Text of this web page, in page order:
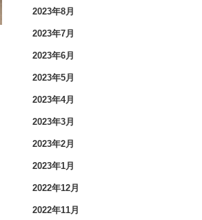
2023年8月
2023年7月
2023年6月
2023年5月
2023年4月
2023年3月
2023年2月
2023年1月
2022年12月
2022年11月